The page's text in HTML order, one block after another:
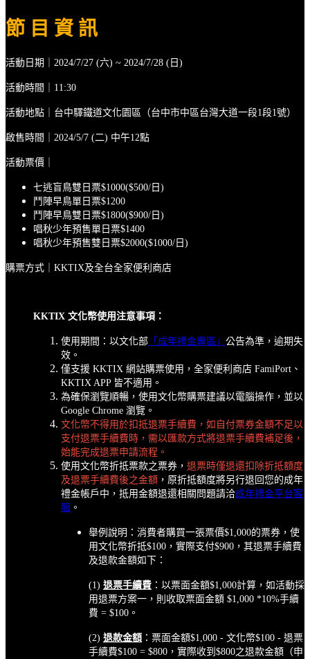
節 目 資 訊
活動日期｜2024/7/27 (六) ~ 2024/7/28 (日)
活動時間｜11:30
活動地點｜台中驛鐵道文化園區（台中市中區台灣大道一段1段1號）
啟售時間｜2024/5/7 (二) 中午12點
活動票價｜
七逃盲鳥雙日票$1000($500/日)
鬥陣早鳥單日票$1200
鬥陣早鳥雙日票$1800($900/日)
唱秋少年預售單日票$1400
唱秋少年預售雙日票$2000($1000/日)
購票方式｜KKTIX及全台全家便利商店
KKTIX 文化幣使用注意事項：
使用期間：以文化部 「成年禮金專區」 公告為準，逾期失
效。
僅支援 KKTIX 網站購票使用，全家便利商店 FamiPort、
KKTIX APP 皆不適用。
為確保瀏覽順暢，使用文化幣購票建議以電腦操作，並以
Google Chrome 瀏覽。
文化幣不得用於扣抵退票手續費，如自付票券金額不足以
支付退票手續費時，需以匯款方式將退票手續費補足後，
始能完成退票申請流程。
使用文化幣折抵票款之票券， 退票時僅退還扣除折抵額度
及退票手續費後之金額 ，原折抵額度將另行退回您的成年
禮金帳戶中，抵用金額退還相關問題請洽成年禮金平台客
服 。
舉例說明：消費者購買一張票價$1,000的票券，使
用文化幣折抵$100，實際支付$900，其退票手續費
及退款金額如下：
(1) 退票手續費 ：以票面金額$1,000計算，如活動採
用退票方案一，則收取票面金額 $1,000 *10%手續
費 = $100。
(2) 退款金額 ：票面金額$1,000 - 文化幣$100 - 退票
手續費$100 = $800，實際收到$800之退款金額（申